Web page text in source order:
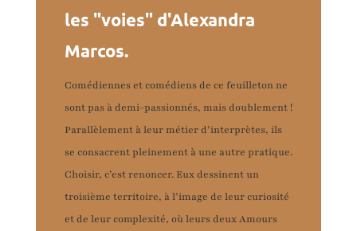
les "voies" d'Alexandra
Marcos.
Comédiennes et comédiens de ce feuilleton ne
sont pas à demi-passionnés, mais doublement !
Parallèlement à leur métier d’interprètes, ils
se consacrent pleinement à une autre pratique.
Choisir, c’est renoncer. Eux dessinent un
troisième territoire, à l’image de leur curiosité
et de leur complexité, où leurs deux Amours